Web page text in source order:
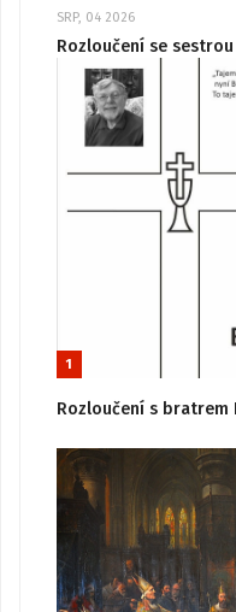
SRP, 04 2026
Rozloučení se
1
Rozloučení s bratrem